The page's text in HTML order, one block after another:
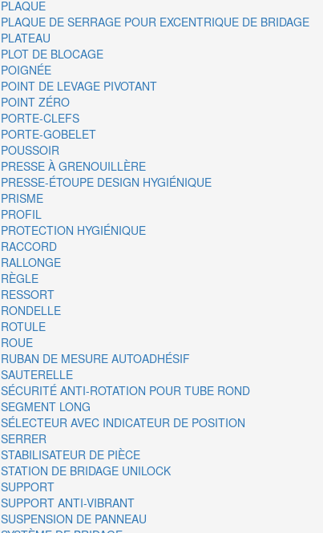
PLAQUE
PLAQUE DE SERRAGE POUR EXCENTRIQUE DE BRIDAGE
PLATEAU
PLOT DE BLOCAGE
POIGNÉE
POINT DE LEVAGE PIVOTANT
POINT ZÉRO
PORTE-CLEFS
PORTE-GOBELET
POUSSOIR
PRESSE À GRENOUILLÈRE
PRESSE-ÉTOUPE DESIGN HYGIÉNIQUE
PRISME
PROFIL
PROTECTION HYGIÉNIQUE
RACCORD
RALLONGE
RÈGLE
RESSORT
RONDELLE
ROTULE
ROUE
RUBAN DE MESURE AUTOADHÉSIF
SAUTERELLE
SÉCURITÉ ANTI-ROTATION POUR TUBE ROND
SEGMENT LONG
SÉLECTEUR AVEC INDICATEUR DE POSITION
SERRER
STABILISATEUR DE PIÈCE
STATION DE BRIDAGE UNILOCK
SUPPORT
SUPPORT ANTI-VIBRANT
SUSPENSION DE PANNEAU